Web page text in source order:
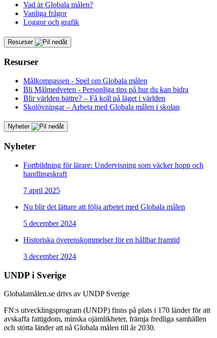
Vad är Globala målen?
Vanliga frågor
Loggor och grafik
Resurser
Resurser
Målkompassen - Spel om Globala målen
Bli Målmedveten - Personliga tips på hur du kan bidra
Blir världen bättre? – Få koll på läget i världen
Skolövningar – Arbeta med Globala målen i skolan
Nyheter
Nyheter
Fortbildning för lärare: Undervisning som väcker hopp och
handlingskraft
7 april 2025
Nu blir det lättare att följa arbetet med Globala målen
5 december 2024
Historiska överenskommelser för en hållbar framtid
3 december 2024
UNDP i Sverige
Globalamålen.se drivs av UNDP Sverige
FN:s utvecklingsprogram (UNDP) finns på plats i 170 länder för att
avskaffa fattigdom, minska ojämlikheter, främja fredliga samhällen
och stötta länder att nå Globala målen till år 2030.